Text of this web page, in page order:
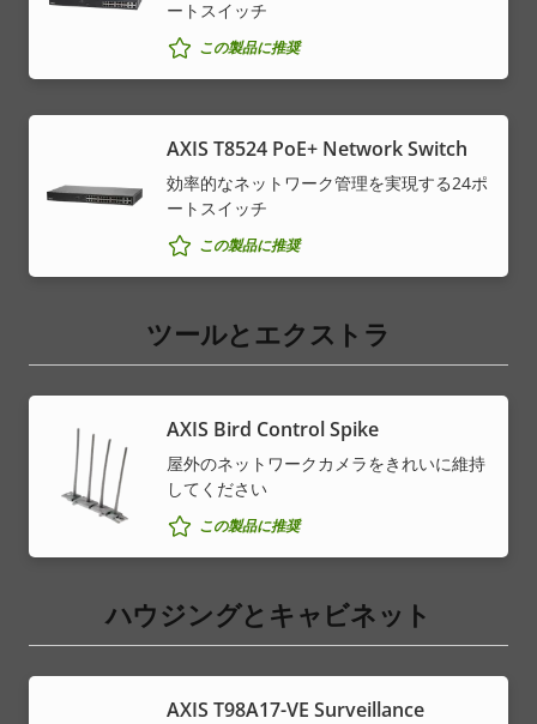
ートスイッチ
この製品に推奨
AXIS T8524 PoE+ Network Switch
効率的なネットワーク管理を実現する24ポ
ートスイッチ
この製品に推奨
ツールとエクストラ
AXIS Bird Control Spike
屋外のネットワークカメラをきれいに維持
してください
この製品に推奨
ハウジングとキャビネット
AXIS T98A17-VE Surveillance